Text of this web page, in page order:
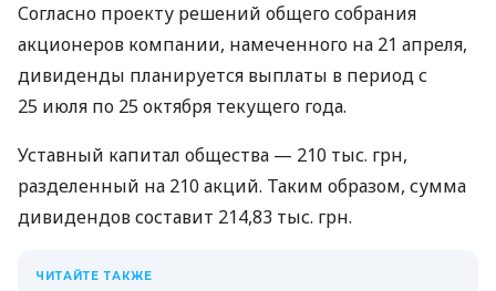
Согласно проекту решений общего собрания
акционеров компании, намеченного на 21 апреля,
дивиденды планируется выплаты в период с
25 июля по 25 октября текущего года.
Уставный капитал общества — 210 тыс. грн,
разделенный на 210 акций. Таким образом, сумма
дивидендов составит 214,83 тыс. грн.
ЧИТАЙТЕ ТАКЖЕ